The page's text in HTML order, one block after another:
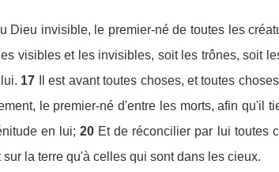
Dieu invisible, le premier-né de toutes les
visibles et les invisibles, soit les trônes, soit
17 Il est avant toutes choses, et toutes
le premier-né d'entre les morts, afin qu'il
en lui; 20 Et de réconcilier par lui toutes
la terre qu'à celles qui sont dans les cieux.